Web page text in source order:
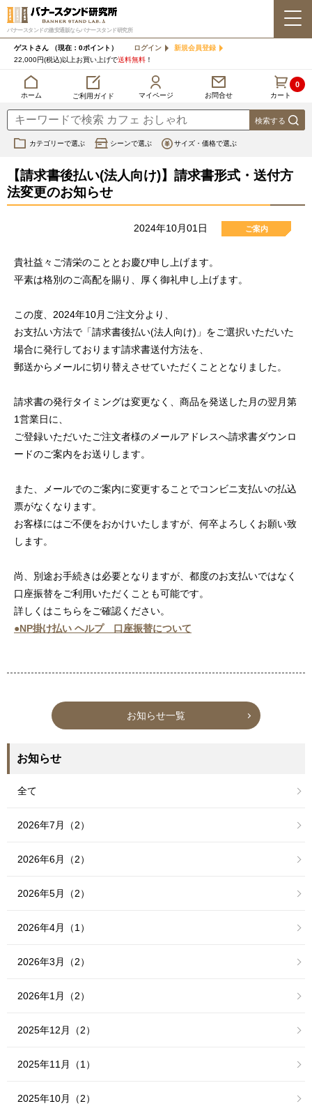
バナースタンドの激安通販ならバナースタンド研究所
ゲストさん （現在：0ポイント） ログイン
新規会員登録
22,000円(税込)以上お買い上げで送料無料 ！
ホーム ご利用ガイド マイページ お問合せ カート
0
カテゴリーで選ぶ シーンで選ぶ サイズ・価格で選ぶ
【請求書後払い(法人向け)】請求書形式・送付方
法変更のお知らせ
2024年10月01日 ご案内
貴社益々ご清栄のこととお慶び申し上げます。
平素は格別のご高配を賜り、厚く御礼申し上げます。
この度、2024年10月ご注文分より、
お支払い方法で「請求書後払い(法人向け)」をご選択いただいた
場合に発行しております請求書送付方法を、
郵送からメールに切り替えさせていただくこととなりました。
請求書の発行タイミングは変更なく、商品を発送した月の翌月第
1営業日に、
ご登録いただいたご注文者様のメールアドレスへ請求書ダウンロ
ードのご案内をお送りします。
また、メールでのご案内に変更することでコンビニ支払いの払込
票がなくなります。
お客様にはご不便をおかけいたしますが、何卒よろしくお願い致
します。
尚、別途お手続きは必要となりますが、都度のお支払いではなく
口座振替をご利用いただくことも可能です。
詳しくはこちらをご確認ください。
●NP掛け払い ヘルプ 口座振替について
お知らせ一覧
お知らせ
全て
2026年7月（2）
2026年6月（2）
2026年5月（2）
2026年4月（1）
2026年3月（2）
2026年1月（2）
2025年12月（2）
2025年11月（1）
2025年10月（2）